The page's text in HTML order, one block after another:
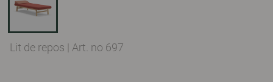
Lit de repos | Art. no 697